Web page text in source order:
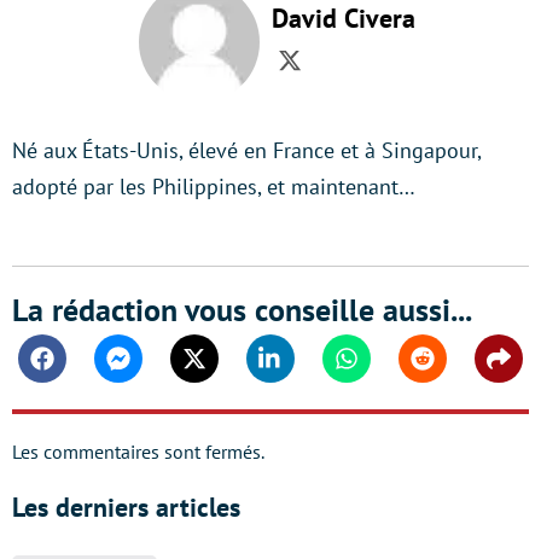
David Civera
Twitter
Né aux États-Unis, élevé en France et à Singapour,
adopté par les Philippines, et maintenant…
La rédaction vous conseille aussi...
FacebookMessengerTwitter Linkedin WhatsappReddit
Les commentaires sont fermés.
Les derniers articles